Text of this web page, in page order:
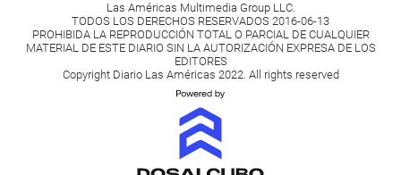
Las Américas Multimedia Group LLC.
TODOS LOS DERECHOS RESERVADOS 2016-06-13
PROHIBIDA LA REPRODUCCIÓN TOTAL O PARCIAL DE CUALQUIER
MATERIAL DE ESTE DIARIO SIN LA AUTORIZACIÓN EXPRESA DE LOS
EDITORES
Copyright Diario Las Américas 2022. All rights reserved